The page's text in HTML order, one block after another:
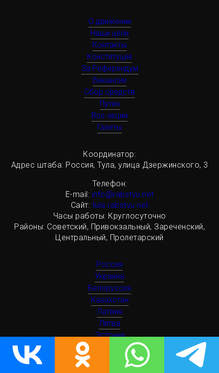
О движении
Наши цели
Контакты
Конституция
За Референдум
Вакансии
Сбор средств
Путин
Все акции
Газеты
Координатор:
Адрес штаба: Россия, Тула, улица Дзержинского, 3
Телефон:
Е-mail: info@rabstvu.net
Сайт: tula.rabstvu.net
Часы работы: Круглосуточно
Районы: Советский, Привокзальный, Зареченский,
Центральный, Пролетарский
Россия
Украина
Белоруссия
Казахстан
Латвия
Литва
Эстония
Киргизия
Молдавия